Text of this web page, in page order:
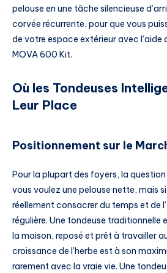
pelouse en une tâche silencieuse
corvée récurrente, pour que vous
de votre espace extérieur avec l’aide
MOVA 600 Kit.
Où les Tondeuses
Leur Place
Positionnement sur le
Pour la plupart des foyers, la question
vous voulez une pelouse nette, mais
réellement consacrer du temps et de
régulière. Une tondeuse traditionnelle
la maison, reposé et prêt à travailler
croissance de l’herbe est à son
rarement avec la vraie vie. Une